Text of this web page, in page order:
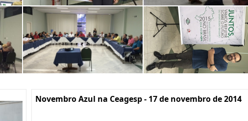
Novembro Azul na Ceagesp - 17 de novembro de 2014